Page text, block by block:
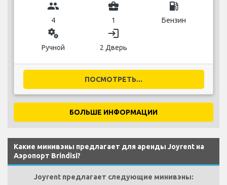
group
4
business_center
1
local_gas_station
Бензин
miscellaneous_services
Ручной
login
2 Дверь
ПОСМОТРЕТЬ...
БОЛЬШЕ ИНФОРМАЦИИ
Какие минивэны предлагает для аренды Joyrent на
Аэропорт Brindisi?
Joyrent предлагает следующие минивэны: